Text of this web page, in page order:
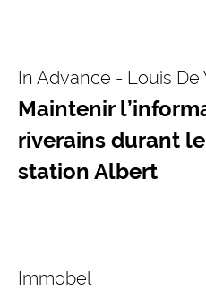
In Advance - Louis De
Maintenir
riverains durant
station Albert
Immobel